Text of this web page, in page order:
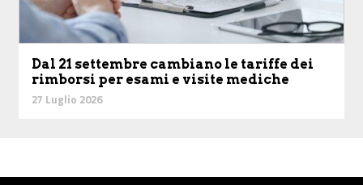
Dal 21 settembre cambiano le tariffe dei
rimborsi per esami e visite mediche
27 Luglio 2026